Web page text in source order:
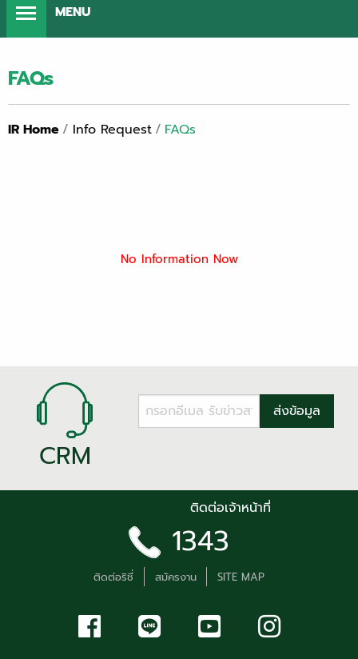
MENU
FAQs
IR Home / Info Request / FAQs
No Information Now
CRM
ติดต่อเจ้าหน้าที่
1343
ติดต่อริชี่ สมัครงาน SITE MAP